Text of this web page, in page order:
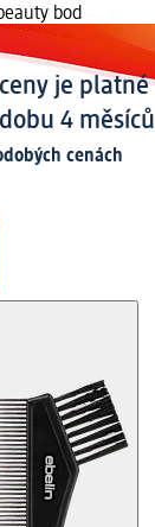
bod
je platné
4 měsíců
cenách